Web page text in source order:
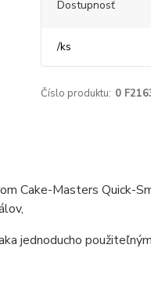
Dostupnosť
/ks
Číslo produktu: 0
Cake-Masters Quick-
jednoducho